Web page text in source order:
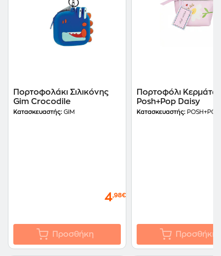
Πορτοφολάκι Σιλικόνης
Gim Crocodile
Κατασκευαστής: GIM
4,98€
Προσθήκη
Πορτοφόλι
Posh+Pop Daisy
Κατασκευαστής: POSH+POP
Προσθήκη